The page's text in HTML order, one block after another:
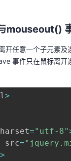
mouseout()
开任意一个子元素及
事件只在鼠标离开
>
="utf-8"
src=
>